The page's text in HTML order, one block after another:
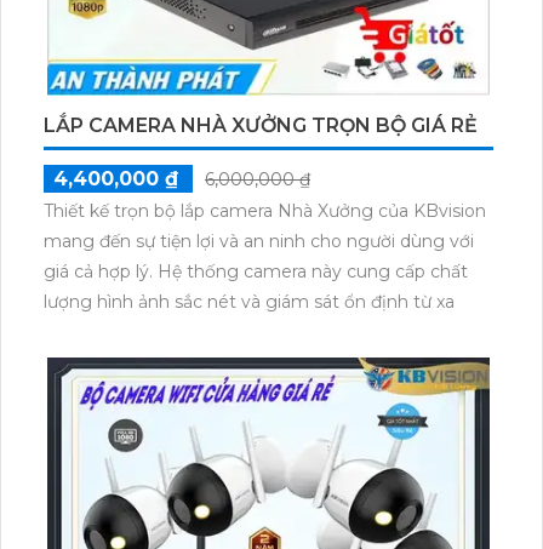
LẮP CAMERA NHÀ XƯỞNG TRỌN BỘ GIÁ RẺ
4,400,000 ₫
6,000,000 ₫
Thiết kế trọn bộ lắp camera Nhà Xưởng của KBvision
mang đến sự tiện lợi và an ninh cho người dùng với
giá cả hợp lý. Hệ thống camera này cung cấp chất
lượng hình ảnh sắc nét và giám sát ổn định từ xa